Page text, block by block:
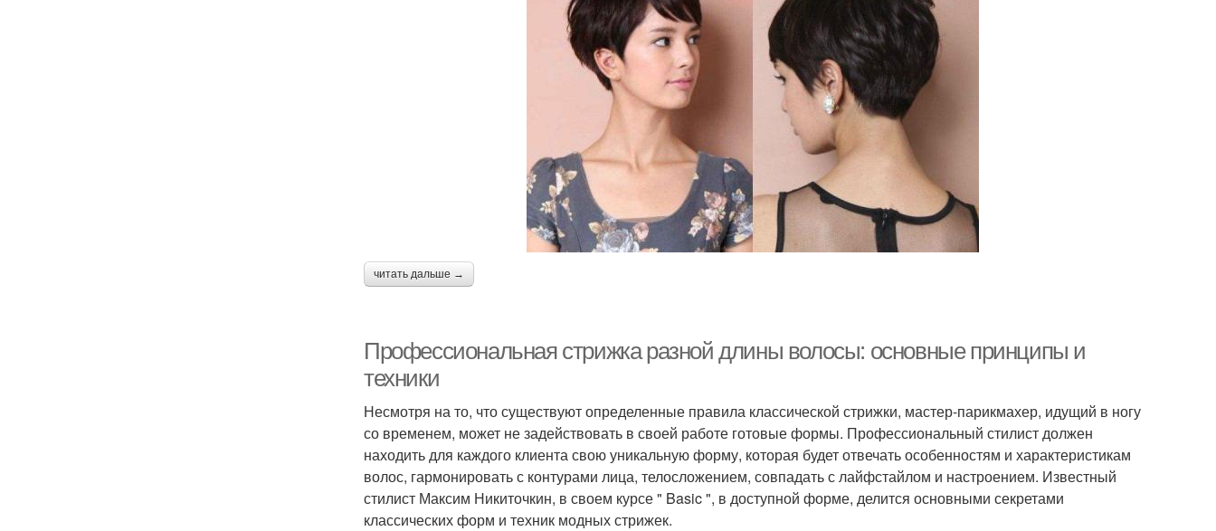
читать дальше →
Профессиональная стрижка разной длины волосы: основные принципы и
техники
Несмотря на то, что существуют определенные правила классической стрижки, мастер-парикмахер, идущий в ногу
со временем, может не задействовать в своей работе готовые формы. Профессиональный стилист должен
находить для каждого клиента свою уникальную форму, которая будет отвечать особенностям и характеристикам
волос, гармонировать с контурами лица, телосложением, совпадать с лайфстайлом и настроением. Известный
стилист Максим Никиточкин, в своем курсе " Basic ", в доступной форме, делится основными секретами
классических форм и техник модных стрижек.